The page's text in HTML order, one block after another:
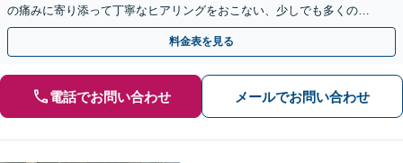
の痛みに寄り添って丁寧なヒアリングをおこない、少しでも多くの返
金が得られるよう尽力します！
料金表を見る
電話でお問い合わせ メールでお問い合わせ